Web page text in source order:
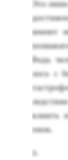
Это
име­ют
Ведь
лось с
вли­ять
онов.
2.